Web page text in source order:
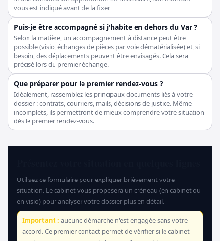
vous est indiqué avant de la fixer.
Puis-je être accompagné si j'habite en dehors du Var ?
Selon la matière, un accompagnement à distance peut être
possible (visio, échanges de pièces par voie dématérialisée) et, si
besoin, des déplacements peuvent être envisagés. Cela sera
précisé lors du premier échange.
Que préparer pour le premier rendez-vous ?
Idéalement, rassemblez les principaux documents liés à votre
dossier : contrats, courriers, mails, décisions de justice. Même
incomplets, ils permettront de mieux comprendre votre situation
dès le premier rendez-vous.
Utilisez ce formulaire pour expliquer brièvement votre
situation. Le cabinet vous proposera un créneau (en cabinet ou
en visio) pour analyser votre dossier plus en détail.
Important : aucune démarche n'est engagée sans votre
accord. Ce premier contact permet de vérifier si le cabinet